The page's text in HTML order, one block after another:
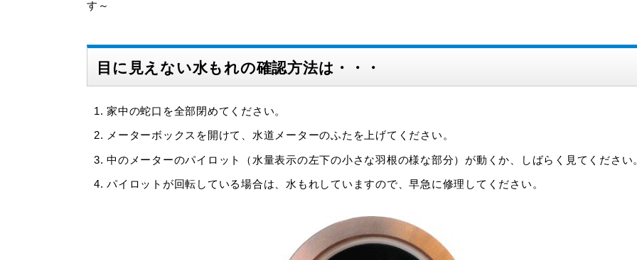
す～
目に見えない水もれの確認方法は・・・
家中の蛇口を全部閉めてください。
メーターボックスを開けて、水道メーターのふたを上げてください。
中のメーターのパイロット（水量表示の左下の小さな羽根の様な部分）が動くか、しばらく見てください
パイロットが回転している場合は、水もれしていますので、早急に修理してください。